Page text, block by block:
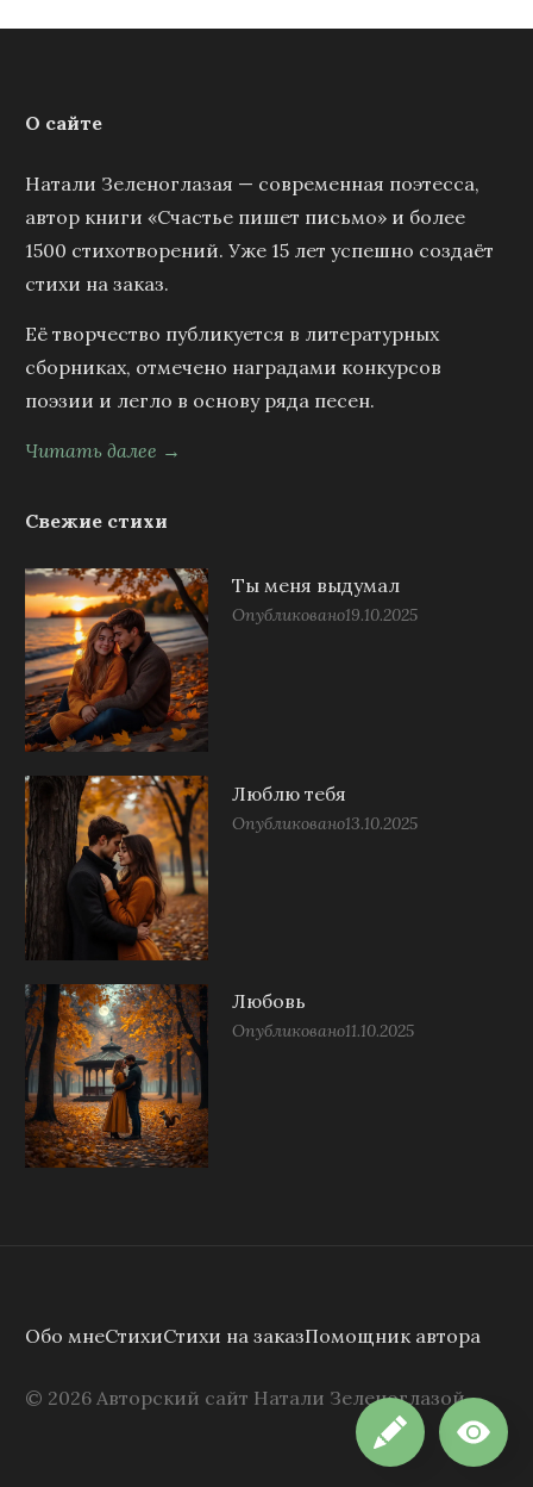
О сайте
Натали Зеленоглазая — современная поэтесса,
автор книги «Счастье пишет письмо» и более
1500 стихотворений. Уже 15 лет успешно создаёт
стихи на заказ.
Её творчество публикуется в литературных
сборниках, отмечено наградами конкурсов
поэзии и легло в основу ряда песен.
Читать далее →
Свежие стихи
Ты меня выдумал
Опубликовано19.10.2025
Люблю тебя
Опубликовано13.10.2025
Любовь
Опубликовано11.10.2025
Обо мнеСтихиСтихи на заказПомощник автора
© 2026 Авторский сайт Натали Зеленоглазой